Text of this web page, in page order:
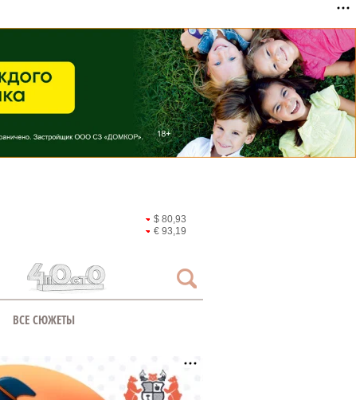
$ 80,93
€ 93,19
ВСЕ СЮЖЕТЫ